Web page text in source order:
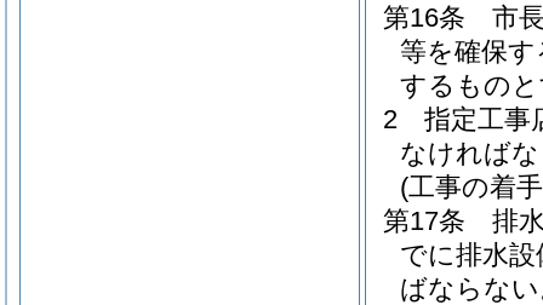
第16条
市
等を確保
するもの
2
指定工事
なければ
(工事の着
第17条
排
でに排水
ばならな